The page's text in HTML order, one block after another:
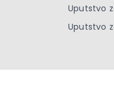
Uputstvo
Uputstvo